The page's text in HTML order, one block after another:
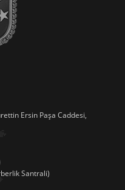
Ersin Paşa Caddesi,
Santrali)